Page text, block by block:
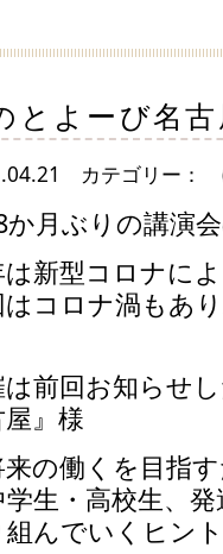
とよーび名
カテゴリー：
か月ぶりの講演
は新型コロナに
はコロナ渦もあ
は前回お知らせ
』様
来の働くを目指
学生・高校生、
んでいくヒント